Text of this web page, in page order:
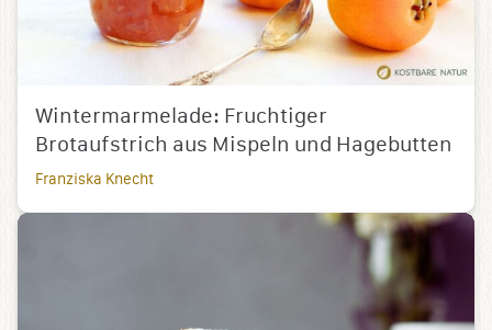
Wintermarmelade: Fruchtiger
Brotaufstrich aus Mispeln und Hagebutten
Franziska Knecht